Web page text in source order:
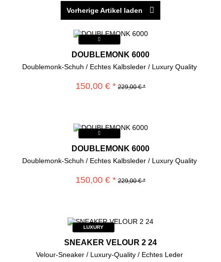
Vorherige Artikel laden
DOUBLEMONK 6000
Doublemonk-Schuh / Echtes Kalbsleder / Luxury Quality
150,00 € * 229,00 € *
DOUBLEMONK 6000
Doublemonk-Schuh / Echtes Kalbsleder / Luxury Quality
150,00 € * 229,00 € *
LUXURY
SNEAKER VELOUR 2 24
Velour-Sneaker / Luxury-Quality / Echtes Leder